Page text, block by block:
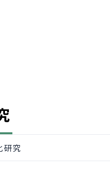
研究